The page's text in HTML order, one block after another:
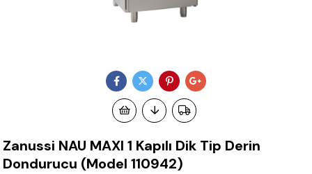
Zanussi NAU MAXI 1 Kapılı Dik Tip Derin
Dondurucu (Model 110942)